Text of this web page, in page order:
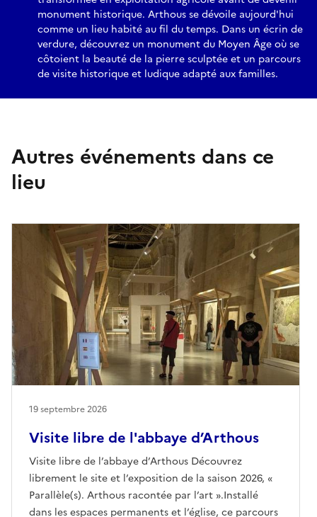
monument historique. Arthous se dévoile aujourd'hui
comme un lieu habité au fil du temps. Dans un écrin de
verdure, découvrez un monument du Moyen Âge où se
côtoient la beauté de la pierre sculptée et un parcours
de visite historique et ludique adapté aux familles.
Autres événements dans ce
lieu
Visite libre de l'abbaye d’Arthous
Visite libre de l’abbaye d’Arthous Découvrez
librement le site et l’exposition de la saison 2026, «
Parallèle(s). Arthous racontée par l’art ».Installé
dans les espaces permanents et l’église, ce parcours
19 septembre 2026